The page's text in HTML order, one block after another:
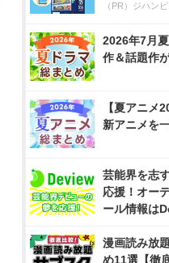
（PR）ジハンピ
2026年7月
作＆話題作
【夏アニメ
新アニメを
芸能界を志
応援！オー
ール情報は
漫画読み放
め11選【徹